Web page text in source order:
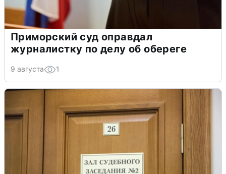
Приморский суд оправдал
журналистку по делу об обереге
9 августа 1